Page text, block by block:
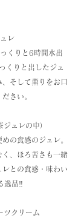
レ
くりと6時間水出
くりと出したジュ
、そして薫りをお口
さい。
ュレの中）
の食感のジュレ。
、ほろ苦さも一緒
との食感・味わい
逸品‼️
ツクリーム